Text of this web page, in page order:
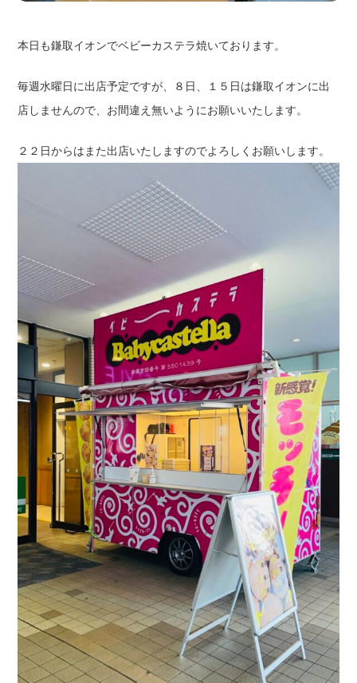
本日も鎌取イオンでベビーカステラ焼いております。
毎週水曜日に出店予定ですが、８日、１５日は鎌取イオンに出
店しませんので、お間違え無いようにお願いいたします。
２２日からはまた出店いたしますのでよろしくお願いします。